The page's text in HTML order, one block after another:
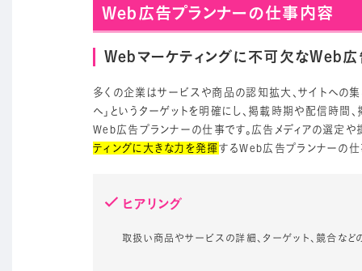
Web広告プランナーの仕事内容
Webマーケティングに不可欠なWeb
多くの企業はサービスや商品の認知拡大、サイトへの集
へ」というターゲットを明確にし、掲載時期や配信時間
Web広告プランナーの仕事です。広告メディアの選定
ティングに大きな力を発揮するWeb広告プランナーの仕
ヒアリング
取扱い商品やサービスの詳細、ターゲット、競合な